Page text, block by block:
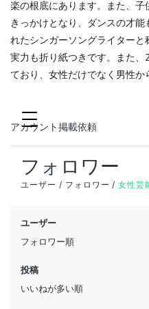
楽の根底にあります。また、
きっかけとなり、ダンスの才
れたシンガーソングライター
実力も折り紙つきです。また
ており、女性だけでなく男性か